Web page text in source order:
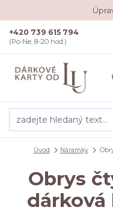
+420 739 615 794
(Po-Ne, 8-20 hod.)
Úvod Náramky
Obrys
dárková